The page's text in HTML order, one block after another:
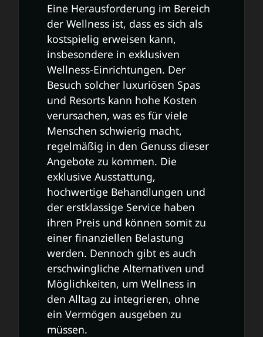
Eine Herausforderung im Bereich
der Wellness ist, dass es sich als
kostspielig erweisen kann,
insbesondere in exklusiven
Wellness-Einrichtungen. Der
Besuch solcher luxuriösen Spas
und Resorts kann hohe Kosten
verursachen, was es für viele
Menschen schwierig macht,
regelmäßig in den Genuss dieser
Angebote zu kommen. Die
exklusive Ausstattung,
hochwertige Behandlungen und
der erstklassige Service haben
ihren Preis und können somit zu
einer finanziellen Belastung
werden. Dennoch gibt es auch
erschwingliche Alternativen und
Möglichkeiten, um Wellness in
den Alltag zu integrieren, ohne
ein Vermögen ausgeben zu
müssen.